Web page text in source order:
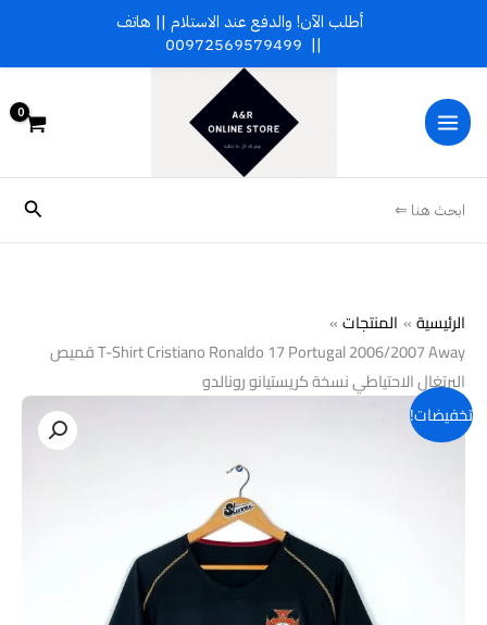
المحتوى
ابحث هنا ⇐
الرئيسية
المنتجات
T-Shirt Cristiano Ronaldo 17 Portugal 2006/2007 Away قميص
البرتغال الاحتياطي نسخة كريستيانو رونالدو
تخفيضات!
كمية
T-
أطلب الآن! والدفع عند الاستلام || هاتف
||
00972569579499